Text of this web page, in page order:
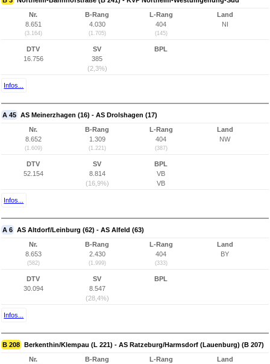
Nr.
8.651
(3.164)
B-Rang
4.030
(1.705)
L-Rang
404
(145)
Land
NI
DTV
16.756
SV
385
(2,3%)
BPL
Infos...
A 45 AS Meinerzhagen (16) - AS Drolshagen (17)
Nr.
8.652
(1.609)
B-Rang
1.309
(1.221)
L-Rang
404
(387)
Land
NW
DTV
52.154
SV
8.814
(16,9%)
BPL
VB
VB
Infos...
A 6 AS Altdorf/Leinburg (62) - AS Alfeld (63)
Nr.
8.653
(582)
B-Rang
2.430
(1.999)
L-Rang
404
(333)
Land
BY
DTV
30.094
SV
8.547
(28,4%)
BPL
Infos...
B 208 Berkenthin/Klempau (L 221) - AS Ratzeburg/Harmsdorf (Lauenburg) (B 207)
Nr.
B-Rang
L-Rang
Land